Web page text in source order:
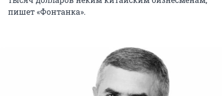
пишет «Фонтанка».